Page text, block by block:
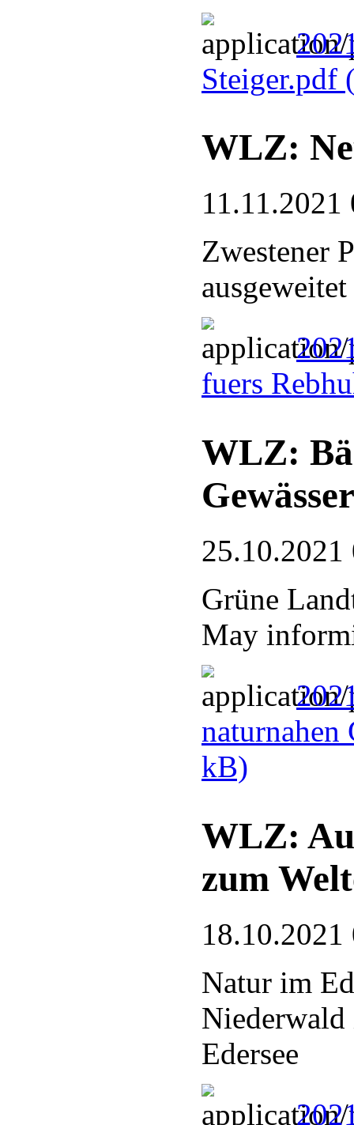
Steiger.pdf
WLZ:
11.11.2021
Zwestener
ausgeweitet
fuers
WLZ:
25.10.2021
Grüne
May
naturnahen
kB)
WLZ:
zum
18.10.2021
Natur im
Edersee